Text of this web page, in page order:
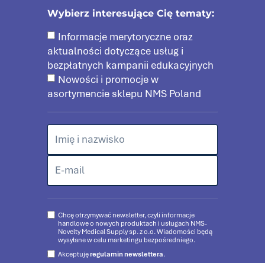
Wybierz interesujące Cię tematy:
Informacje merytoryczne oraz
aktualności dotyczące usług i
bezpłatnych kampanii edukacyjnych
Nowości i promocje w
asortymencie sklepu NMS Poland
Chcę otrzymywać newsletter, czyli informacje
handlowe o nowych produktach i usługach NMS-
Novelty Medical Supply sp. z o.o. Wiadomości będą
wysyłane w celu marketingu bezpośredniego.
Akceptujęregulamin newslettera.